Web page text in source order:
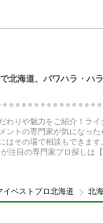
北海道、パワハラ・ハ
わりや魅力をご紹介！ライ
ントの専門家が気になっ
はその場で相談もできま
注目の専門家プロ探しは【
イベストプロ北海道 北